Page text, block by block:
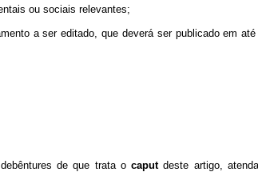
ou sociais relevantes;
a ser editado, que deverá ser publicado em
debêntures de que trata ocaputdeste artigo,